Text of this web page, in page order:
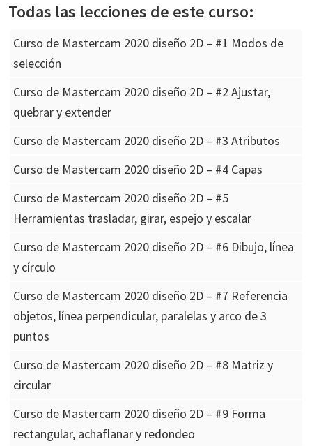
Todas las lecciones de este curso:
Curso de Mastercam 2020 diseño 2D – #1 Modos de
selección
Curso de Mastercam 2020 diseño 2D – #2 Ajustar,
quebrar y extender
Curso de Mastercam 2020 diseño 2D – #3 Atributos
Curso de Mastercam 2020 diseño 2D – #4 Capas
Curso de Mastercam 2020 diseño 2D – #5
Herramientas trasladar, girar, espejo y escalar
Curso de Mastercam 2020 diseño 2D – #6 Dibujo, línea
y círculo
Curso de Mastercam 2020 diseño 2D – #7 Referencia
objetos, línea perpendicular, paralelas y arco de 3
puntos
Curso de Mastercam 2020 diseño 2D – #8 Matriz y
circular
Curso de Mastercam 2020 diseño 2D – #9 Forma
rectangular, achaflanar y redondeo